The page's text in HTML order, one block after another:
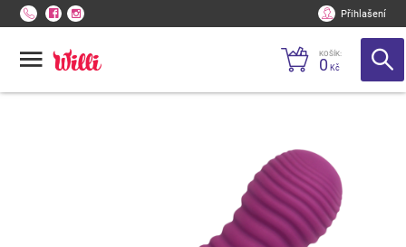
Přihlašení
KOŠÍK:
0 Kč